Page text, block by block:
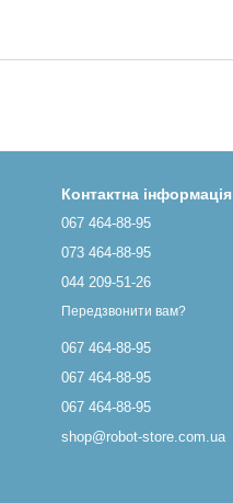
Контактна інформація
067 464-88-95
073 464-88-95
044 209-51-26
Передзвонити вам?
067 464-88-95
067 464-88-95
067 464-88-95
shop@robot-store.com.ua